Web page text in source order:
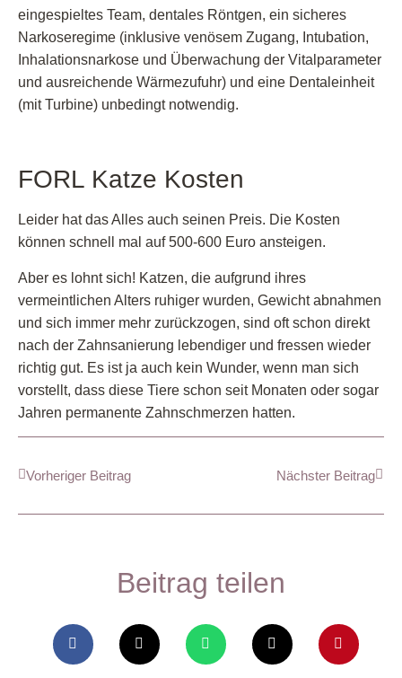
eingespieltes Team, dentales Röntgen, ein sicheres
Narkoseregime (inklusive venösem Zugang, Intubation,
Inhalationsnarkose und Überwachung der Vitalparameter
und ausreichende Wärmezufuhr) und eine Dentaleinheit
(mit Turbine) unbedingt notwendig.
FORL Katze Kosten
Leider hat das Alles auch seinen Preis. Die Kosten
können schnell mal auf 500-600 Euro ansteigen.
Aber es lohnt sich! Katzen, die aufgrund ihres
vermeintlichen Alters ruhiger wurden, Gewicht abnahmen
und sich immer mehr zurückzogen, sind oft schon direkt
nach der Zahnsanierung lebendiger und fressen wieder
richtig gut. Es ist ja auch kein Wunder, wenn man sich
vorstellt, dass diese Tiere schon seit Monaten oder sogar
Jahren permanente Zahnschmerzen hatten.
Vorheriger Beitrag Nächster Beitrag
Beitrag teilen